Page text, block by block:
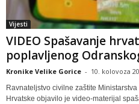
Vijesti
VIDEO Spašavanje
poplavljenog
Kronike Velike Gorice - 10. kolovoza
Ravnateljstvo civilne zaštite
Hrvatske objavilo je video-materijal